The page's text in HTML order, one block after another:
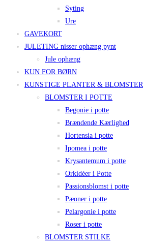
Syting
Ure
GAVEKORT
JULETING nisser ophæng pynt
Jule ophæng
KUN FOR BØRN
KUNSTIGE PLANTER & BLOMSTER
BLOMSTER I POTTE
Begonie i potte
Brændende Kærlighed
Hortensia i potte
Ipomea i potte
Krysantemum i potte
Orkidéer i Potte
Passionsblomst i potte
Pæoner i potte
Pelargonie i potte
Roser i potte
BLOMSTER STILKE